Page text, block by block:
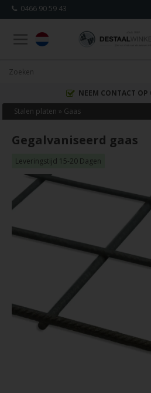
0466 90 59 43
NEEM CONTACT
Stalen platen » Gaas
Gegalvaniseerd gaas
Leveringstijd 15-20 Dagen